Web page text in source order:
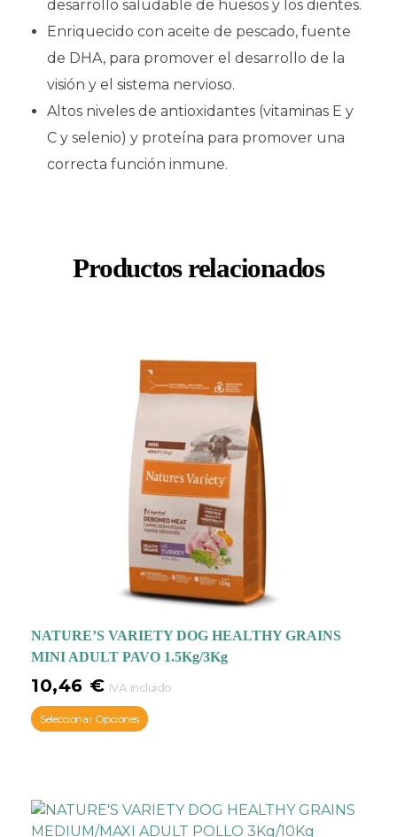
desarrollo saludable de huesos y los dientes.
Enriquecido con aceite de pescado, fuente
de DHA, para promover el desarrollo de la
visión y el sistema nervioso.
Altos niveles de antioxidantes (vitaminas E y
C y selenio) y proteína para promover una
correcta función inmune.
Productos relacionados
NATURE’S VARIETY DOG HEALTHY GRAINS
MINI ADULT PAVO 1.5Kg/3Kg
10,46 € IVA incluido
Seleccionar Opciones